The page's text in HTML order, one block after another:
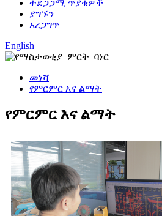
ተደጋጋሚ ጥያቄዎች
ያግኙን
አረጋግጥ
English
መነሻ
የምርምር እና ልማት
የምርምር እና ልማት